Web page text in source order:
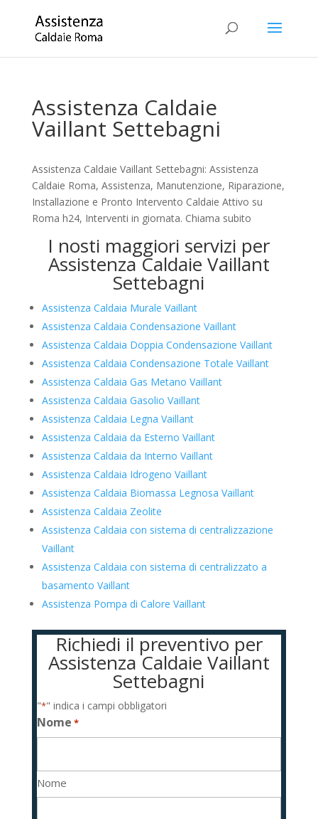
Assistenza Caldaie
Vaillant Settebagni
Assistenza Caldaie Vaillant Settebagni: Assistenza
Caldaie Roma, Assistenza, Manutenzione, Riparazione,
Installazione e Pronto Intervento Caldaie Attivo su
Roma h24, Interventi in giornata. Chiama subito
I nosti maggiori servizi per
Assistenza Caldaie Vaillant
Settebagni
Assistenza Caldaia Murale Vaillant
Assistenza Caldaia Condensazione Vaillant
Assistenza Caldaia Doppia Condensazione Vaillant
Assistenza Caldaia Condensazione Totale Vaillant
Assistenza Caldaia Gas Metano Vaillant
Assistenza Caldaia Gasolio Vaillant
Assistenza Caldaia Legna Vaillant
Assistenza Caldaia da Esterno Vaillant
Assistenza Caldaia da Interno Vaillant
Assistenza Caldaia Idrogeno Vaillant
Assistenza Caldaia Biomassa Legnosa Vaillant
Assistenza Caldaia Zeolite
Assistenza Caldaia con sistema di centralizzazione
Vaillant
Assistenza Caldaia con sistema di centralizzato a
basamento Vaillant
Assistenza Pompa di Calore Vaillant
Richiedi il preventivo per
Assistenza Caldaie Vaillant
Settebagni
"*" indica i campi obbligatori
Nome *
Nome